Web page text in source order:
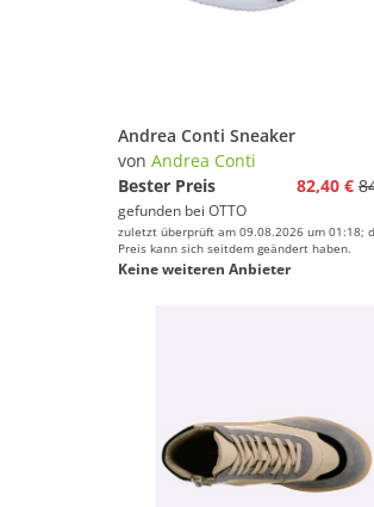
Andrea Conti Sneaker
von Andrea Conti
Bester Preis
82,40 €
gefunden bei OTTO
zuletzt überprüft am 09.08.2026 um 01:18;
Preis kann sich seitdem geändert haben.
Keine weiteren Anbieter